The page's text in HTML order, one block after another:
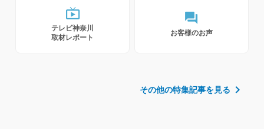
live_tv
テレビ神奈川
取材レポート
forum
お客様のお声
その他の特集記事を見る chevron_right